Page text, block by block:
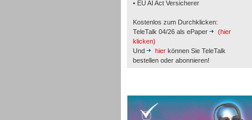
• EU AI Act Versicherer
Kostenlos zum Durchklicken:
TeleTalk 04/26 als ePaper
(hier
klicken)
Und
hier können Sie TeleTalk
bestellen oder abonnieren!